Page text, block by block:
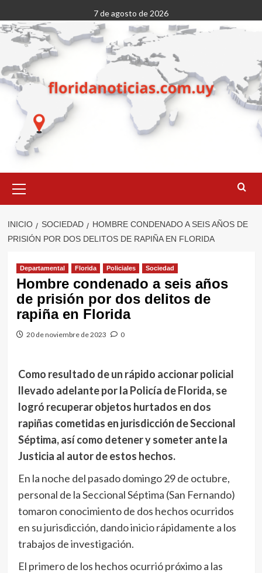
al
contenido
7 de agosto de 2026
primario
INICIO SOCIEDAD
HOMBRE CONDENADO A SEIS AÑOS DE
PRISIÓN POR DOS DELITOS DE RAPIÑA EN FLORIDA
Departamental Florida Policiales Sociedad
Hombre condenado a seis años
de prisión por dos delitos de
rapiña en Florida
20 de noviembre de 2023 0
Como resultado de un rápido accionar policial
llevado adelante por la Policía de Florida, se
logró recuperar objetos hurtados en dos
rapiñas cometidas en jurisdicción de Seccional
Séptima, así como detener y someter ante la
Justicia al autor de estos hechos.
En la noche del pasado domingo 29 de octubre,
personal de la Seccional Séptima (San Fernando)
tomaron conocimiento de dos hechos ocurridos
en su jurisdicción, dando inicio rápidamente a los
trabajos de investigación.
El primero de los hechos ocurrió próximo a las